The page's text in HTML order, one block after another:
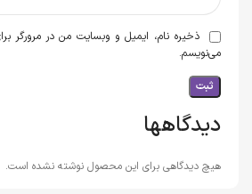
دیدگاهها
هیچ دیدگاهی برای این محصول نوشته نشده است.
ذخیره نام، ایمیل و وبسایت من در مرورگر
می‌نویسم.